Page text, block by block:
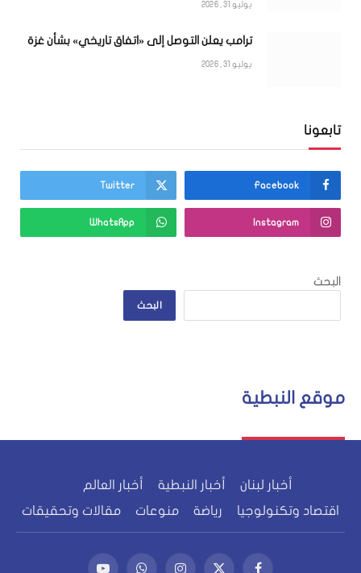
يوليو 31, 2026
ترامب يعلن التوصل إلى «اتفاق تاريخي» بشأن غزة
يوليو 31, 2026
تابعونا
Facebook
Twitter
Instagram
WhatsApp
البحث
البحث
موقع النبطية
أخبار لبنان أخبار النبطية
أخبار العالم
اقتصاد وتكنولوجيا
رياضة منوعات مقالات وتحقيقات